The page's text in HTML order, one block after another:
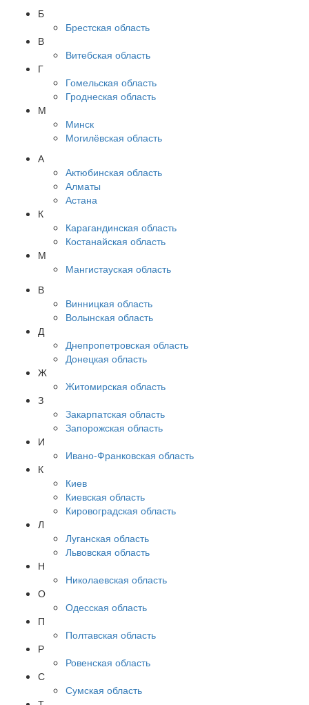
Б
Брестская область
В
Витебская область
Г
Гомельская область
Гроднеская область
М
Минск
Могилёвская область
А
Актюбинская область
Алматы
Астана
К
Карагандинская область
Костанайская область
М
Мангистауская область
В
Винницкая область
Волынская область
Д
Днепропетровская область
Донецкая область
Ж
Житомирская область
З
Закарпатская область
Запорожская область
И
Ивано-Франковская область
К
Киев
Киевская область
Кировоградская область
Л
Луганская область
Львовская область
Н
Николаевская область
О
Одесская область
П
Полтавская область
Р
Ровенская область
С
Сумская область